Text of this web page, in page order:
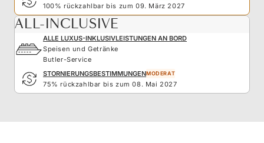
100% rückzahlbar bis zum 09. März 2027
ALL-INCLUSIVE
ALLE LUXUS-INKLUSIVLEISTUNGEN AN BORD
Speisen und Getränke
Butler-Service
STORNIERUNGSBESTIMMUNGENMODERAT
75% rückzahlbar bis zum 08. Mai 2027